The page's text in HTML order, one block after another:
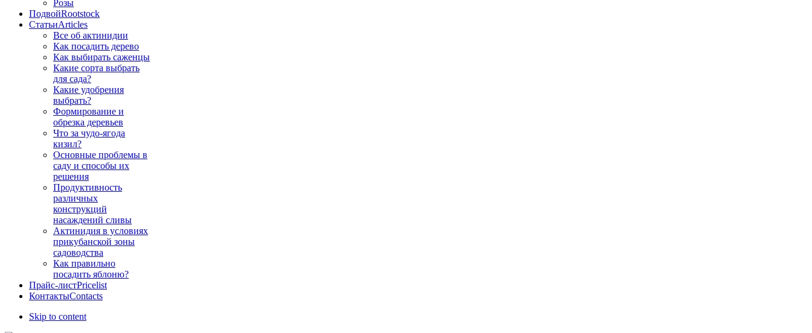
Розы
ПодвойRootstock
СтатьиArticles
Все об актинидии
Как посадить дерево
Как выбирать саженцы
Какие сорта выбрать
для сада?
Какие удобрения
выбрать?
Формирование и
обрезка деревьев
Что за чудо-ягода
кизил?
Основные проблемы в
саду и способы их
решения
Продуктивность
различных
конструкций
насаждений сливы
Актинидия в условиях
прикубанской зоны
садоводства
Как правильно
посадить яблоню?
Прайс-листPricelist
КонтактыContacts
Skip to content